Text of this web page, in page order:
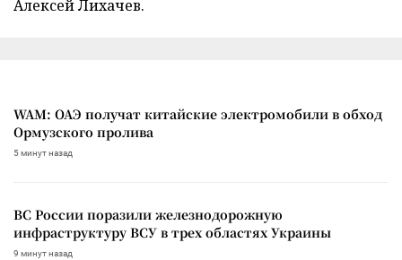
Алексей Лихачев.
WAM: ОАЭ получат китайские электромобили в обход
Ормузского пролива
5 минут назад
ВС России поразили железнодорожную
инфраструктуру ВСУ в трех областях Украины
9 минут назад